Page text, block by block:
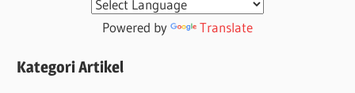
Powered by Translate
Kategori Artikel